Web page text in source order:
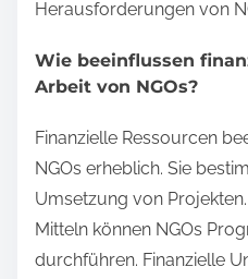
Herausforderungen von
Wie beeinflussen
Arbeit von NGOs?
Finanzielle Ressourcen
NGOs erheblich. Sie
Umsetzung von
Mitteln können NGOs
durchführen. Finanzielle